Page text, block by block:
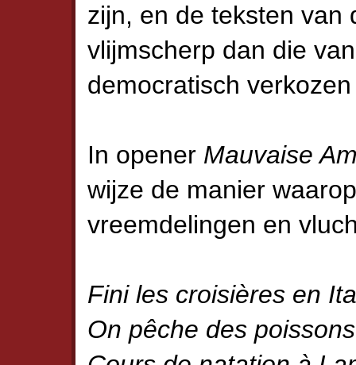
zijn, en de teksten van
vlijmscherp dan die
democratisch
In opener Mauvaise
wijze de manier
vreemdelingen en
Fini les croisières en
On pêche des